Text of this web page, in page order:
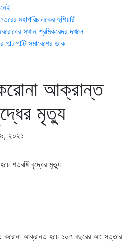
মহাপরিচালকের হুশিয়ারী
স্থান শ্রমিকরেদর দখলে
সমাবেশের ডাক
আক্রান্ত
মৃত্যু
২০২১
করোনা আক্রানত হয়ে ১০৭ বছরের আ: সত্তার